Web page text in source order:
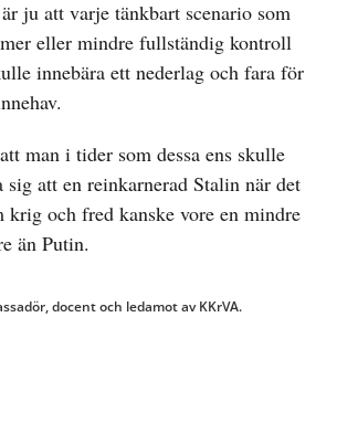
ju att varje tänkbart scenario som
eller mindre fullständig kontroll
innebära ett nederlag och fara för
man i tider som dessa ens skulle
sig att en reinkarnerad Stalin när det
krig och fred kanske vore en mindre
än Putin.
docent och ledamot av KKrVA.